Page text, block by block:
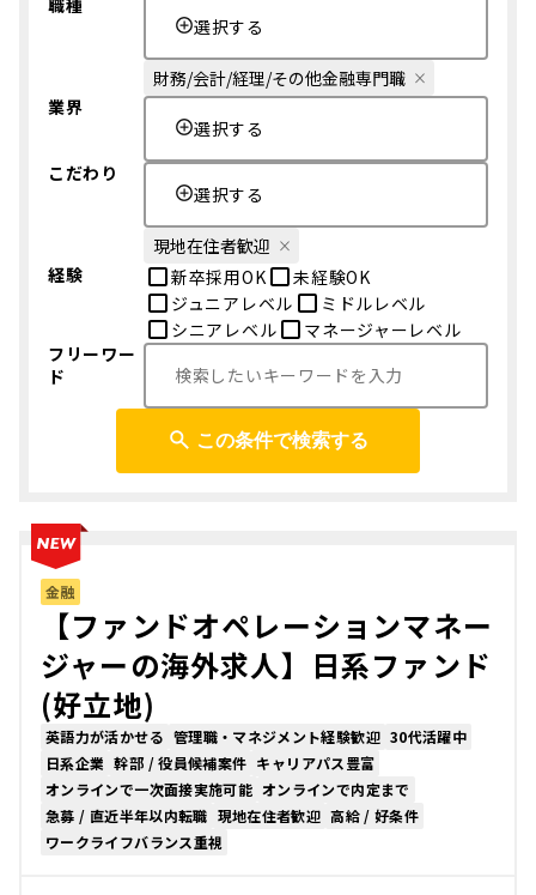
職種
選択する
財務/会計/経理/その他金融専門職
業界
選択する
こだわり
選択する
現地在住者歓迎
経験
新卒採用OK
未経験OK
ジュニアレベル
ミドルレベル
シニアレベル
マネージャーレベル
フリーワー
ド
この条件で検索する
金融
【ファンドオペレーションマネー
ジャーの海外求人】日系ファンド
(好立地)
英語力が活かせる 管理職・マネジメント経験歓迎 30代活躍中
日系企業 幹部 / 役員候補案件 キャリアパス豊富
オンラインで一次面接実施可能 オンラインで内定まで
急募 / 直近半年以内転職 現地在住者歓迎 高給 / 好条件
ワークライフバランス重視